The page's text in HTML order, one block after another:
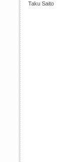
Taku Saito